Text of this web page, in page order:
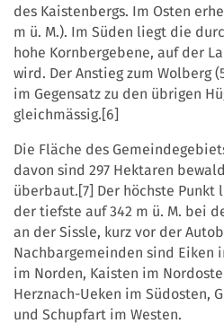
des Kaistenbergs. Im Osten
m ü. M.). Im Süden liegt die
hohe Kornbergebene, auf der
wird. Der Anstieg zum Wolberg
im Gegensatz zu den übrigen
gleichmässig.[6]
Die Fläche des
davon sind 297 Hektaren
überbaut.[7] Der höchste Punkt
der tiefste auf 342 m ü. M. bei
an der Sissle, kurz vor der
Nachbargemeinden sind Eiken
im Norden, Kaisten im
Herznach-Ueken im Südosten,
und Schupfart im Westen.